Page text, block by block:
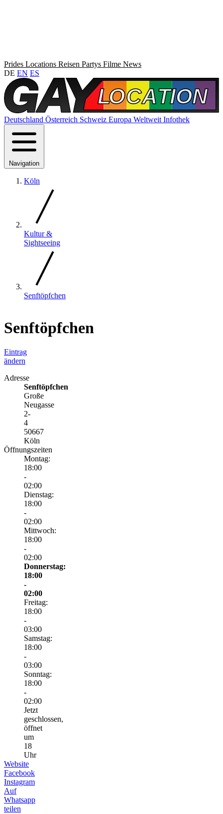
Prides Locations Reisen Partys Filme News
DE EN ES
Deutschland Österreich Schweiz Europa Weltweit Infothek
Navigation
Köln
Kultur &
Sightseeing
Senftöpfchen
Senftöpfchen
Eintrag
ändern
Adresse
Senftöpfchen
Große
Neugasse
2-
4
50667
Köln
Öffnungszeiten
Montag:
18:00
-
02:00
Dienstag:
18:00
-
02:00
Mittwoch:
18:00
-
02:00
Donnerstag:
18:00
-
02:00
Freitag:
18:00
-
03:00
Samstag:
18:00
-
03:00
Sonntag:
18:00
-
02:00
Jetzt
geschlossen,
öffnet
um
18
Uhr
Website
Facebook
Instagram
Auf
Whatsapp
teilen